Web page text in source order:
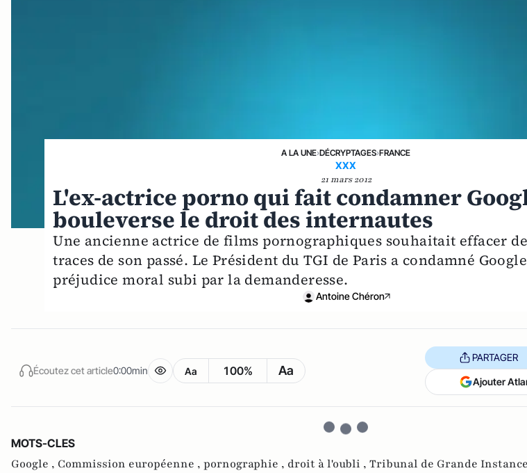
A LA UNE›DÉCRYPTAGES›FRANCE
XXX
21 mars 2012
L'ex-actrice porno qui fait condamner
bouleverse le droit des internautes
Une ancienne actrice de films pornographiques souhaitait effacer
traces de son passé. Le Président du TGI de Paris a condamné
préjudice moral subi par la demanderesse.
Antoine Chéron
Écoutez cet article0:00min Aa 100% Aa
PARTAGER
Ajouter
MOTS-CLES
Google , Commission européenne , pornographie , droit à l'oubli , Tribunal de Grande